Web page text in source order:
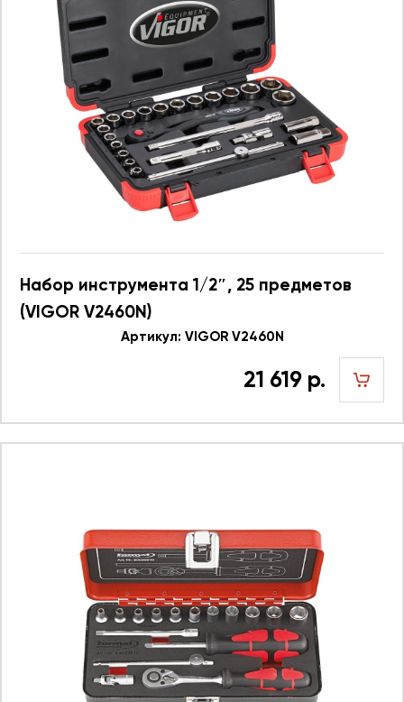
Набор инструмента 1/2″, 25 предметов
(VIGOR V2460N)
Артикул: VIGOR V2460N
21 619 р.